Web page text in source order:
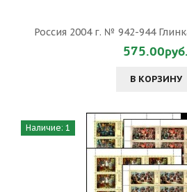
Россия 2004 г. № 942-944
575.00руб.
В КОРЗИНУ
Наличие: 1